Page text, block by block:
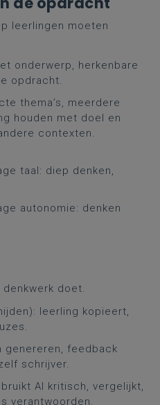
leerlingen moeten
onderwerp, herkenbare
opdracht.
thema’s, meerdere
houden met doel en
contexten.
taal: diep denken,
autonomie: denken
doet.
leerling kopieert,
genereren, feedback
schrijver.
AI kritisch, vergelijkt,
verantwoorden.